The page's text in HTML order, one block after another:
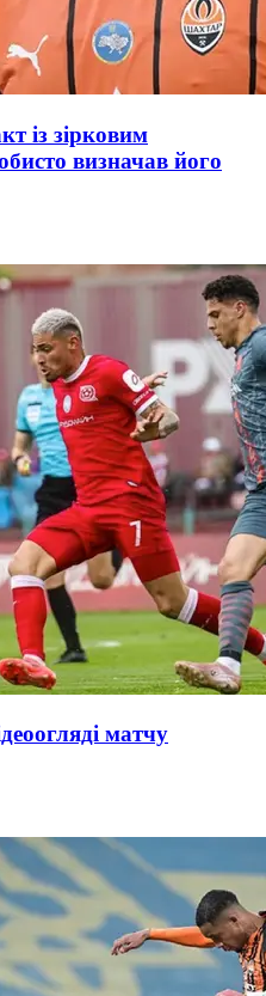
із зірковим
визначав його
матчу